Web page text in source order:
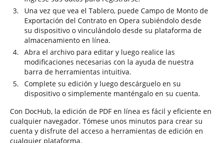
Una vez que vea el Tablero, puede Campo de Monto de
Exportación del Contrato en Opera subiéndolo desde
su dispositivo o vinculándolo desde su plataforma de
almacenamiento en línea.
Abra el archivo para editar y luego realice las
modificaciones necesarias con la ayuda de nuestra
barra de herramientas intuitiva.
Complete su edición y luego descárguelo en su
dispositivo o simplemente manténgalo en su cuenta.
Con DocHub, la edición de PDF en línea es fácil y eficiente en
cualquier navegador. Tómese unos minutos para crear su
cuenta y disfrute del acceso a herramientas de edición en
cualquier plataforma.